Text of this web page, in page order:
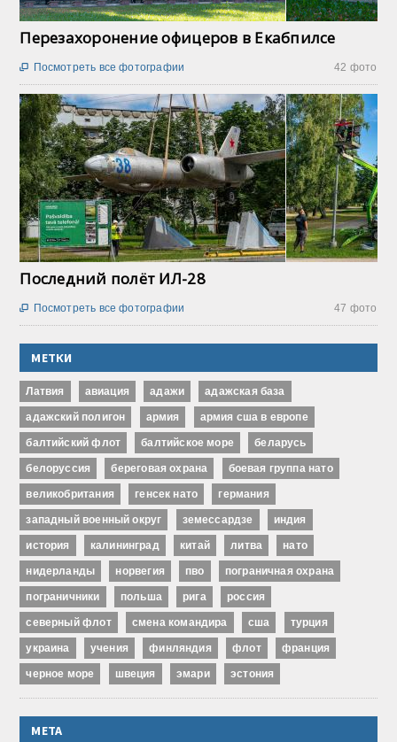
Перезахоронение офицеров в Екабпилсе
42 фото
 Посмотреть все фотографии
Последний полёт ИЛ-28
47 фото
 Посмотреть все фотографии
МЕТКИ
Латвия авиация адажи адажская база
адажский полигон армия армия сша в европе
балтийский флот балтийское море беларусь
белоруссия береговая охрана боевая группа нато
великобритания генсек нато германия
западный военный округ земессардзе индия
история калининград китай литва нато
нидерланды норвегия пво пограничная охрана
пограничники польша рига россия
северный флот смена командира сша турция
украина учения финляндия флот франция
черное море швеция эмари эстония
МЕТА